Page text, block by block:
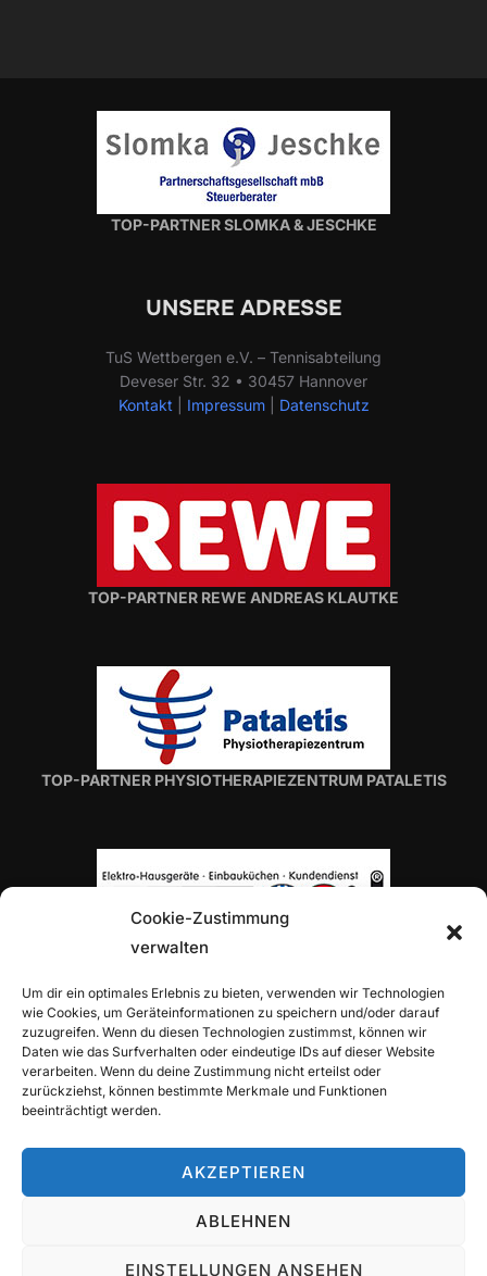
Cookie-Zustimmung
verwalten
Um dir ein optimales Erlebnis zu bieten, verwenden wir Technologien
wie Cookies, um Geräteinformationen zu speichern und/oder darauf
zuzugreifen. Wenn du diesen Technologien zustimmst, können wir
Daten wie das Surfverhalten oder eindeutige IDs auf dieser Website
verarbeiten. Wenn du deine Zustimmung nicht erteilst oder
zurückziehst, können bestimmte Merkmale und Funktionen
beeinträchtigt werden.
AKZEPTIEREN
ABLEHNEN
EINSTELLUNGEN ANSEHEN
TOP-PARTNER SLOMKA & JESCHKE
UNSERE ADRESSE
TuS Wettbergen e.V. – Tennisabteilung
Deveser Str. 32 • 30457 Hannover
Kontakt
Impressum| Datenschutz
TOP-PARTNER REWE ANDREAS KLAUTKE
TOP-PARTNER PHYSIOTHERAPIEZENTRUM PATALETIS
TOP-PARTNER ALLIANZ-GENERALVERTRETUNG
ALEXANDER TRITZ